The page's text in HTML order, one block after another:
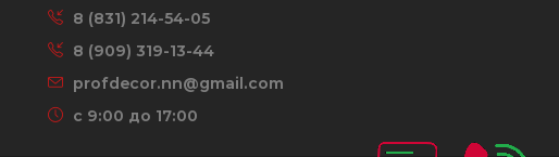
8 (831) 214-54-05
8 (909) 319-13-44
profdecor.nn@gmail.com
c 9:00 до 17:00